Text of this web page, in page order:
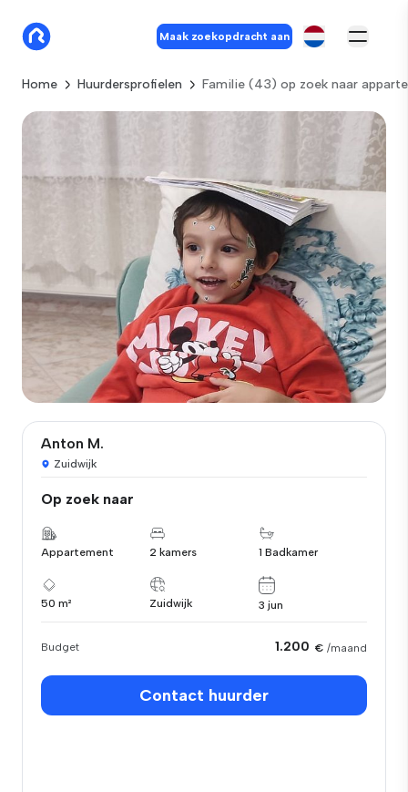
Maak zoekopdracht aan
Home Huurdersprofielen Familie (43) op zoek naar
Anton M.
Zuidwijk
Op zoek naar
Appartement 2 kamers 1 Badkamer
50 m² Zuidwijk 3 jun
Budget 1.200 € /maand
Contact huurder